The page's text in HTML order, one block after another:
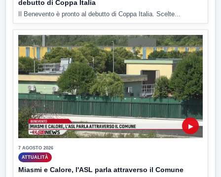
debutto di Coppa Italia
Il Benevento è pronto al debutto di Coppa Italia. Scelte...
▶
7 AGOSTO 2026
ATTUALITÀ
Miasmi e Calore, l'ASL parla attraverso il Comune